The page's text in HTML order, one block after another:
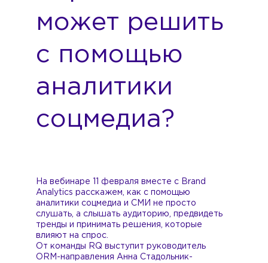
может решить
с помощью
аналитики
соцмедиа?
На вебинаре 11 февраля вместе с Brand
Analytics расскажем, как с помощью
аналитики соцмедиа и СМИ не просто
слушать, а слышать аудиторию, предвидеть
тренды и принимать решения, которые
влияют на спрос.
От команды RQ выступит руководитель
ORM-направления Анна Стадольник-